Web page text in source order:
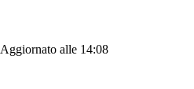
Aggiornato alle 14:08